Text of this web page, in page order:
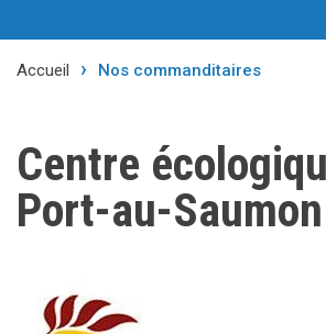
Accueil Nos commanditaires
Centre
Port-au-Saumon